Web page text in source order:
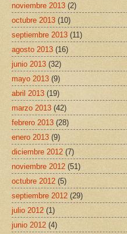
noviembre 2013 (2)
octubre 2013 (10)
septiembre 2013 (11)
agosto 2013 (16)
junio 2013 (32)
mayo 2013 (9)
abril 2013 (19)
marzo 2013 (42)
febrero 2013 (28)
enero 2013 (9)
diciembre 2012 (7)
noviembre 2012 (51)
octubre 2012 (5)
septiembre 2012 (29)
julio 2012 (1)
junio 2012 (4)